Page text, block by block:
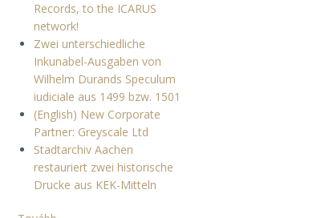
Records, to the ICARUS
network!
Zwei unterschiedliche
Inkunabel-Ausgaben von
Wilhelm Durands Speculum
iudiciale aus 1499 bzw. 1501
(English) New Corporate
Partner: Greyscale Ltd
Stadtarchiv Aachen
restauriert zwei historische
Drucke aus KEK-Mitteln